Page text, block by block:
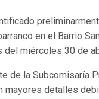
en el Barrio
del miércoles 30 de
de la Subcomisaría
mayores detalles